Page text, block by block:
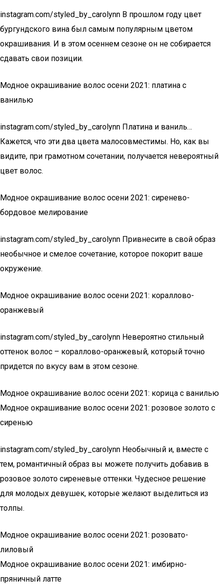
instagram.com/styled_by_carolynn В прошлом году цвет
бургундского вина был самым популярным цветом
окрашивания. И в этом осеннем сезоне он не собирается
сдавать свои позиции.
Модное окрашивание волос осени 2021: платина с
ванилью
instagram.com/styled_by_carolynn Платина и ваниль…
Кажется, что эти два цвета малосовместимы. Но, как вы
видите, при грамотном сочетании, получается невероятный
цвет волос.
Модное окрашивание волос осени 2021: сиренево-
бордовое мелирование
instagram.com/styled_by_carolynn Привнесите в свой образ
необычное и смелое сочетание, которое покорит ваше
окружение.
Модное окрашивание волос осени 2021: кораллово-
оранжевый
instagram.com/styled_by_carolynn Невероятно стильный
оттенок волос – кораллово-оранжевый, который точно
придется по вкусу вам в этом сезоне.
Модное окрашивание волос осени 2021: корица с ванилью
Модное окрашивание волос осени 2021: розовое золото с
сиренью
instagram.com/styled_by_carolynn Необычный и, вместе с
тем, романтичный образ вы можете получить добавив в
розовое золото сиреневые оттенки. Чудесное решение
для молодых девушек, которые желают выделиться из
толпы.
Модное окрашивание волос осени 2021: розовато-
лиловый
Модное окрашивание волос осени 2021: имбирно-
пряничный латте